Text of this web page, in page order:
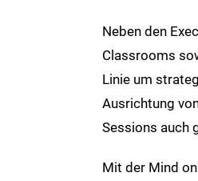
Neben den
Classrooms
Linie um
Ausrichtung
Sessions auch
Mit der Mind